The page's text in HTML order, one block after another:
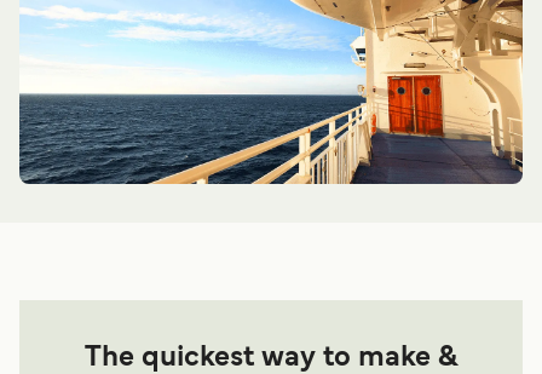
The quickest way to make &